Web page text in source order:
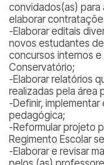
convidados(as) para
elaborar
-Elaborar editais
novos estudantes
concursos internos
Conservatório;
-Elaborar relatórios
realizadas pela área
-Definir,
pedagógica;
-Reformular projeto
Regimento Escolar
-Elaborar e revisar